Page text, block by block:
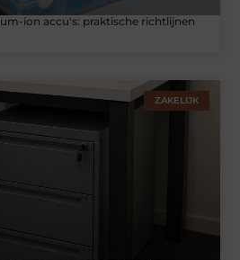
ion accu's: praktische richtlijnen
ZAKELIJK